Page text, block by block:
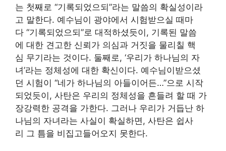
는 첫째로 “기록되었으되”라는 말씀의 확실성이라
고 말한다. 예수님이 광야에서 시험받으실 때마
다 “기록되었으되”로 대적하셨듯이, 기록된 말씀
에 대한 견고한 신뢰가 의심과 거짓을 물리칠 핵
심 무기라는 것이다. 둘째로, ‘우리가 하나님의 자
녀’라는 정체성에 대한 확신이다. 예수님이받으셨
던 시험이 “네가 하나님의 아들이어든…”으로 시작
되었듯이, 사탄은 우리의 정체성을 흔들려 할 때 가
장강력한 공격을 가한다. 그러나 우리가 거듭난 하
나님의 자녀라는 사실이 확실하면, 사탄은 쉽사
리 그 틈을 비집고들어오지 못한다.